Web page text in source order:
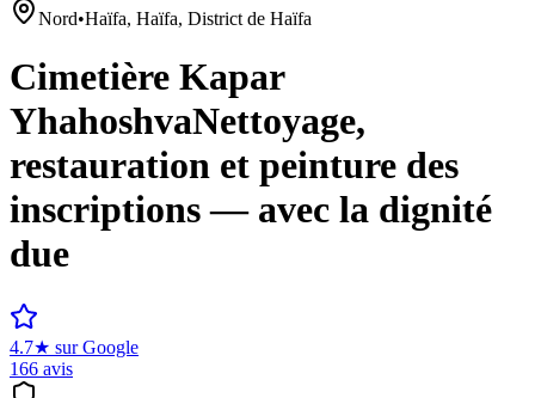
Nord•Haïfa, Haïfa, District de Haïfa
Cimetière Kapar
YhahoshvaNettoyage,
restauration et peinture des
inscriptions — avec la dignité
due
4.7★ sur Google
166 avis